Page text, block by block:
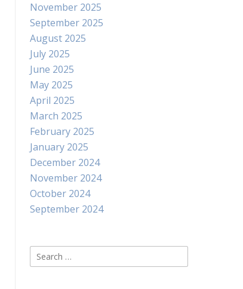
November 2025
September 2025
August 2025
July 2025
June 2025
May 2025
April 2025
March 2025
February 2025
January 2025
December 2024
November 2024
October 2024
September 2024
Search
for: